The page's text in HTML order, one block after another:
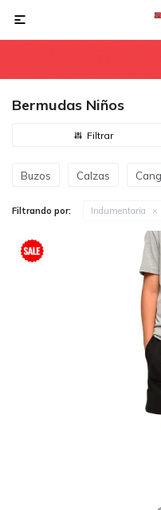

Bermudas Niños
Buzos Calzas
Filtrando por: Indumentaria